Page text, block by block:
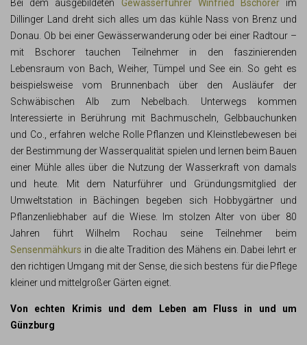
Bei dem ausgebildeten Gewässerführer Winfried Bschorerim
Dillinger Land dreht sich alles um das kühle Nass von Brenz und
Donau. Ob bei einer Gewässerwanderung oder bei einer Radtour –
mit Bschorer tauchen Teilnehmer in den faszinierenden
Lebensraum von Bach, Weiher, Tümpel und See ein. So geht es
beispielsweise vom Brunnenbach über den Ausläufer der
Schwäbischen Alb zum Nebelbach. Unterwegs kommen
Interessierte in Berührung mit Bachmuscheln, Gelbbauchunken
und Co., erfahren welche Rolle Pflanzen und Kleinstlebewesen bei
der Bestimmung der Wasserqualität spielen und lernen beim Bauen
einer Mühle alles über die Nutzung der Wasserkraft von damals
und heute. Mit dem Naturführer und Gründungsmitglied der
Umweltstation in Bächingen begeben sich Hobbygärtner und
Pflanzenliebhaber auf die Wiese. Im stolzen Alter von über 80
Jahren führt Wilhelm Rochau seine Teilnehmer beim
Sensenmähkurs in die alte Tradition des Mähens ein. Dabei lehrt er
den richtigen Umgang mit der Sense, die sich bestens für die Pflege
kleiner und mittelgroßer Gärten eignet.
Von echten Krimis und dem Leben am Fluss in und um
Günzburg